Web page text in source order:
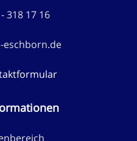
318 17 16
eschborn.de